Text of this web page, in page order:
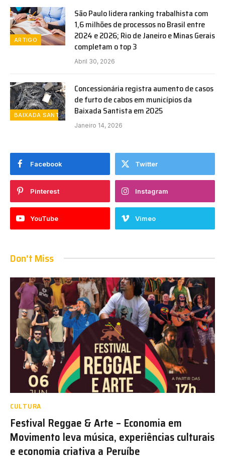
ARTIGO
São Paulo lidera ranking trabalhista com
1,6 milhões de processos no Brasil entre
2024 e 2026; Rio de Janeiro e Minas Gerais
completam o top 3
Abril 30, 2026
BAIXADA SANTISTA
Concessionária registra aumento de casos
de furto de cabos em municípios da
Baixada Santista em 2025
Janeiro 14, 2026
Facebook Twitter
Pinterest Instagram
YouTube Vimeo
Don't Miss
CULTURA
Festival Reggae & Arte – Economia em
Movimento leva música, experiências culturais
e economia criativa a Peruíbe